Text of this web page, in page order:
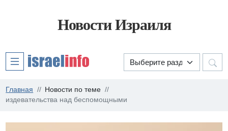
Новости Израиля
Главная
Новости по теме
издевательства над беспомощными